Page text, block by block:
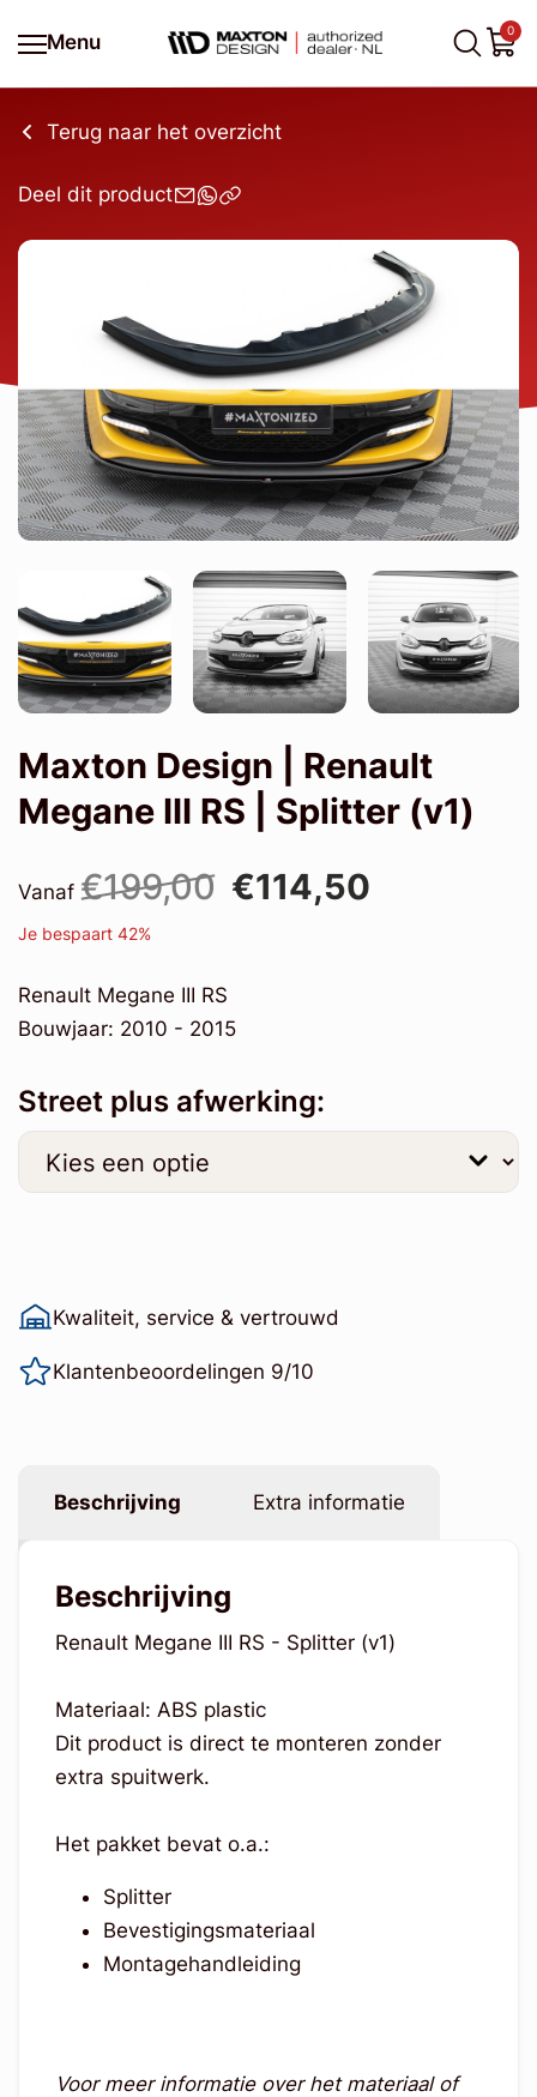
Menu
0
Terug naar het overzicht
Deel dit product
Maxton Design | Renault
Megane III RS | Splitter (v1)
Vanaf €199,00 €114,50
Je bespaart 42%
Renault Megane III RS
Bouwjaar: 2010 - 2015
Street plus afwerking:
Kwaliteit, service & vertrouwd
Klantenbeoordelingen 9/10
Beschrijving Extra informatie
Beschrijving
Renault Megane III RS - Splitter (v1)
Materiaal: ABS plastic
Dit product is direct te monteren zonder
extra spuitwerk.
Het pakket bevat o.a.:
Splitter
Bevestigingsmateriaal
Montagehandleiding
Voor meer informatie over het materiaal of